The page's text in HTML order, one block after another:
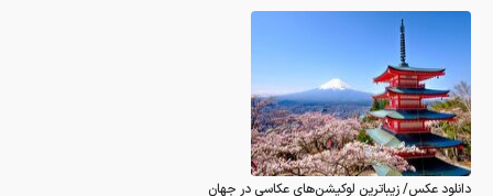
دانلود عکس/ زیباترین لوکیشن‌های عکاسی در جهان